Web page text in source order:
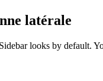
latérale
looks by default.